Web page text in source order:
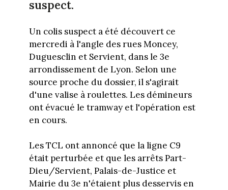
suspect.
Un colis suspect a été découvert ce
mercredi à l'angle des rues Moncey,
Duguesclin et Servient, dans le 3e
arrondissement de Lyon. Selon une
source proche du dossier, il s'agirait
d'une valise à roulettes. Les démineurs
ont évacué le tramway et l'opération est
en cours.
Les TCL ont annoncé que la ligne C9
était perturbée et que les arrêts Part-
Dieu/Servient, Palais-de-Justice et
Mairie du 3e n'étaient plus desservis en